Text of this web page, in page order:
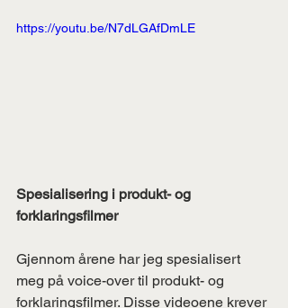
https://youtu.be/N7dLGAfDmLE
Spesialisering i produkt- og
forklaringsfilmer
Gjennom årene har jeg spesialisert
meg på voice-over til produkt- og
forklaringsfilmer. Disse videoene krever